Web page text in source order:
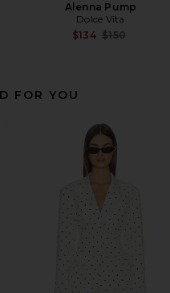
Alenna Pump
Dolce Vita
$134 Previous price:
$150
FOR YOU